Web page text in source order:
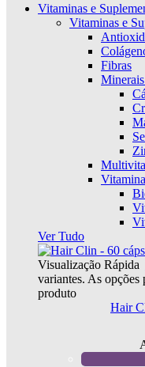
Vitaminas e
Vitaminas e
Fibras
Minerais
Ver Tudo
Visualização Rápida
variantes. As opções
produto
Hair